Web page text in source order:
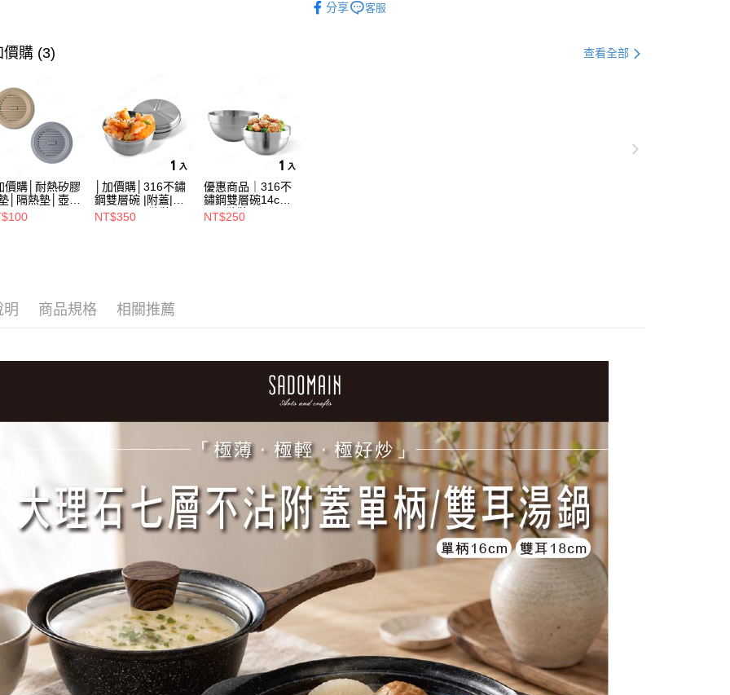
每筆NT$85，滿NT$1,299(含以上)免運費
分享
客服
價購 (3) 查看全部
價購│耐熱矽膠
│隔熱墊│壺墊
15.2cm GS152
│加價購│316不鏽
鋼雙層碗 |附蓋|
14cm (1入散裝)
SG0141
NT$350
優惠商品｜316不
鏽鋼雙層碗14cm
(1入散裝) SG0140
NT$250
明 商品規格 相關推薦